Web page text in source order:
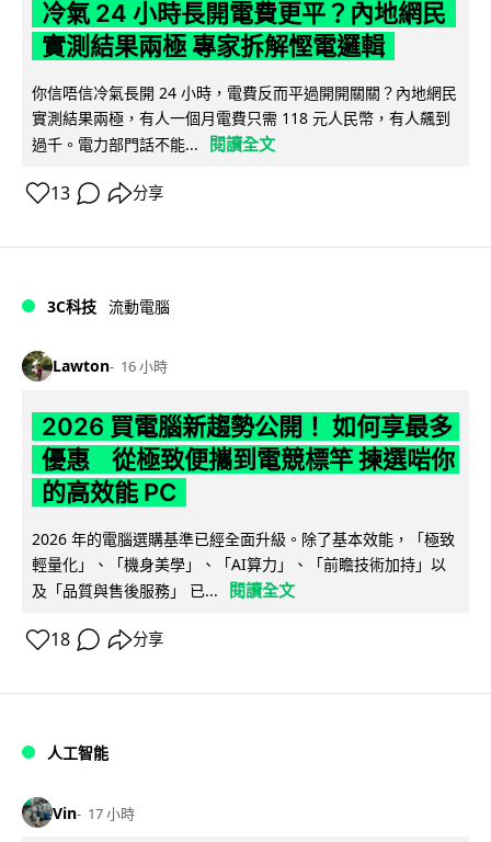
冷氣 24 小時長開電費更平？內地網民
實測結果兩極 專家拆解慳電邏輯
你信唔信冷氣長開 24 小時，電費反而平過開開關關？內地網民
實測結果兩極，有人一個月電費只需 118 元人民幣，有人飆到
過千。電力部門話不能...
閱讀全文
13 分享
3C科技 流動電腦
Lawton 16 小時
2026 買電腦新趨勢公開！ 如何享最多
優惠 從極致便攜到電競標竿 揀選啱你
的高效能 PC
2026 年的電腦選購基準已經全面升級。除了基本效能，「極致
輕量化」、「機身美學」、「AI算力」、「前瞻技術加持」以
及「品質與售後服務」 已...
閱讀全文
18 分享
人工智能
Vin 17 小時